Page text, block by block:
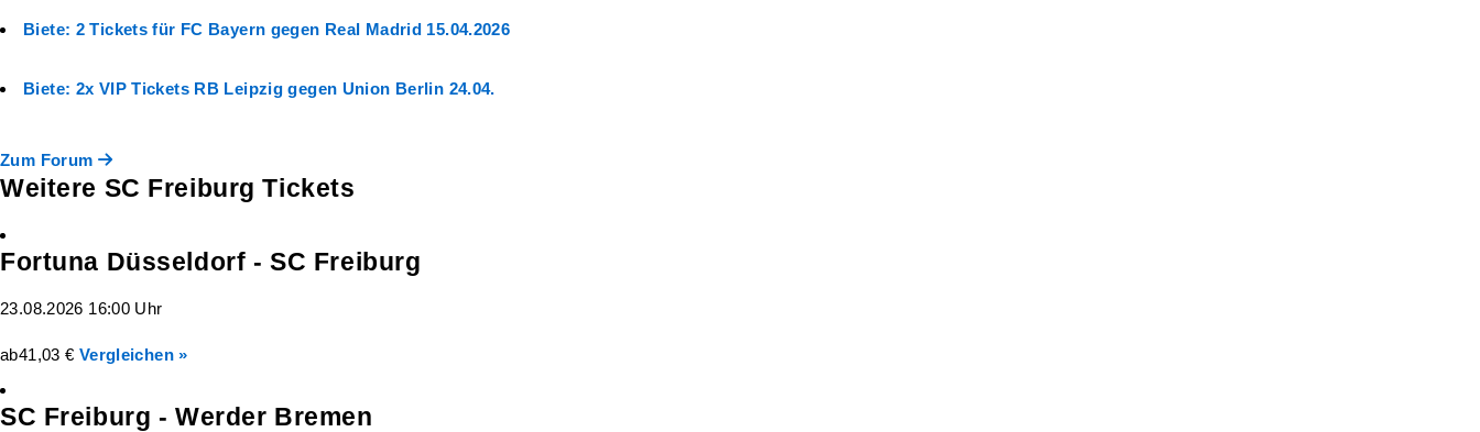
Biete: 2 Tickets für FC Bayern gegen Real Madrid 15.04.2026
Biete: 2x VIP Tickets RB Leipzig gegen Union Berlin 24.04.
Zum Forum
Weitere SC Freiburg Tickets
Fortuna Düsseldorf - SC Freiburg
23.08.2026 16:00 Uhr
ab41,03 € Vergleichen »
SC Freiburg - Werder Bremen